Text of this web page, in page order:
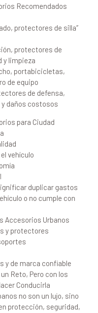
Recomendados
protectores de silla”
protectores de
y limpieza
portabicicletas,
de equipo
de defensa,
y daños costosos
para Ciudad
vehículo
duplicar gastos
o no cumple con
Accesorios Urbanos
y protectores
y de marca confiable
Reto, Pero con los
Conducirla
no son un lujo, sino
protección, seguridad,